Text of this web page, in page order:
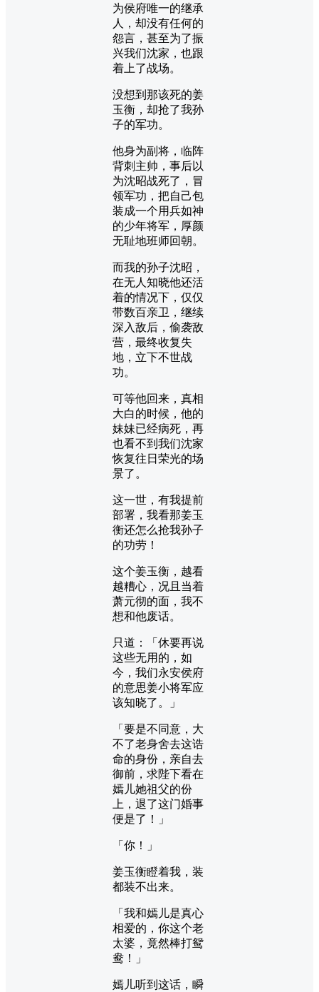
为侯府唯一的继承
人，却没有任何的
怨言，甚至为了振
兴我们沈家，也跟
着上了战场。
没想到那该死的姜
玉衡，却抢了我孙
子的军功。
他身为副将，临阵
背刺主帅，事后以
为沈昭战死了，冒
领军功，把自己包
装成一个用兵如神
的少年将军，厚颜
无耻地班师回朝。
而我的孙子沈昭，
在无人知晓他还活
着的情况下，仅仅
带数百亲卫，继续
深入敌后，偷袭敌
营，最终收复失
地，立下不世战
功。
可等他回来，真相
大白的时候，他的
妹妹已经病死，再
也看不到我们沈家
恢复往日荣光的场
景了。
这一世，有我提前
部署，我看那姜玉
衡还怎么抢我孙子
的功劳！
这个姜玉衡，越看
越糟心，况且当着
萧元彻的面，我不
想和他废话。
只道：「休要再说
这些无用的，如
今，我们永安侯府
的意思姜小将军应
该知晓了。」
「要是不同意，大
不了老身舍去这诰
命的身份，亲自去
御前，求陛下看在
嫣儿她祖父的份
上，退了这门婚事
便是了！」
「你！」
姜玉衡瞪着我，装
都装不出来。
「我和嫣儿是真心
相爱的，你这个老
太婆，竟然棒打鸳
鸯！」
嫣儿听到这话，瞬